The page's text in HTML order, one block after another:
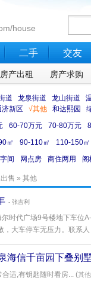
house
二手 交友
房产出租 房产求购
道 龙泉街道 龙山街道
济新区 √其他 和达熙园
60-70万元 70-80万元
㎡ 90-110㎡
110-150㎡
间 网点房 商住两用 阁
售 » 其他
- 张吉利
时代广场9号楼地下车位
大车停车无压力。联系人
海信千亩园下叠别
适,有钥匙随时看房... (其他